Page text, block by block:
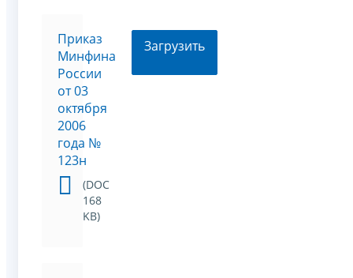
Приказ
Минфина
России
от 03
октября
2006
года №
123н
(DOC
168
KB)
Загрузить